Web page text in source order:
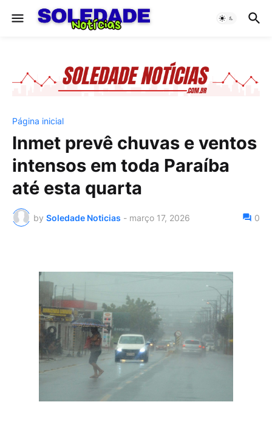
Página inicial
Inmet prevê chuvas e ventos
intensos em toda Paraíba
até esta quarta
by Soledade Noticias - março 17, 2026 0